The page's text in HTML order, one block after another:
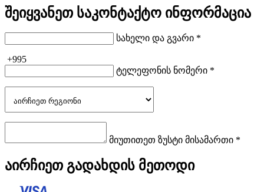
შეიყვანეთ საკონტაქტო ინფორმაცია
სახელი და გვარი *
+995
ტელეფონის ნომერი *
მიუთითეთ ზუსტი მისამართი *
აირჩიეთ გადახდის მეთოდი